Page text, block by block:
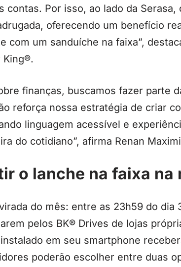
contas. Por isso, ao lado da
oferecendo um benefício
com um sanduíche na faixa”,
King®.
finanças, buscamos fazer parte
reforça nossa estratégia de criar
linguagem acessível e
do cotidiano”, afirma Renan
o lanche na faixa na
do mês: entre as 23h59 do dia
pelos BK® Drives de lojas
em seu smartphone
poderão escolher entre duas